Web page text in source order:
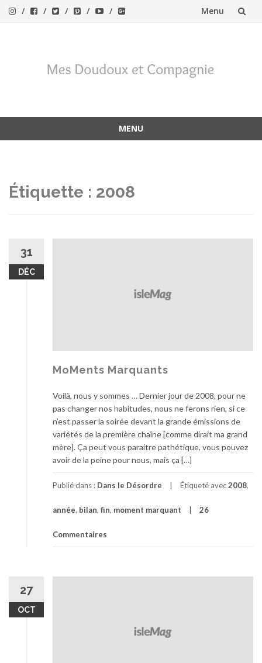
Menu
MENU
Étiquette : 2008
31
DÉC
MoMents Marquants
Voilà, nous y sommes … Dernier jour de 2008, pour ne
pas changer nos habitudes, nous ne ferons rien, si ce
n’est passer la soirée devant la grande émissions de
variétés de la première chaîne [comme dirait ma grand
mère]. Ça peut vous paraitre pathétique, vous pouvez
avoir de la peine pour nous, mais ça […]
Publié dans : Dans le Désordre Étiqueté avec2008,
année, bilan, fin, moment marquant 26
Commentaires
27
OCT